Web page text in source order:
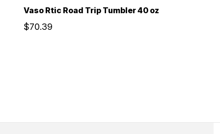
Vaso Rtic Road Trip Tumbler 40 oz
$70.39